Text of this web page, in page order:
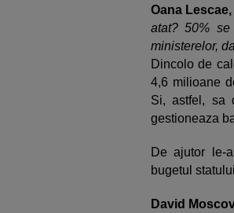
Oana
atat? 50%
ministerelor,
Dincolo de
4,6 milioane
Si, astfel, sa
gestioneaza
De ajutor le-
bugetul
David